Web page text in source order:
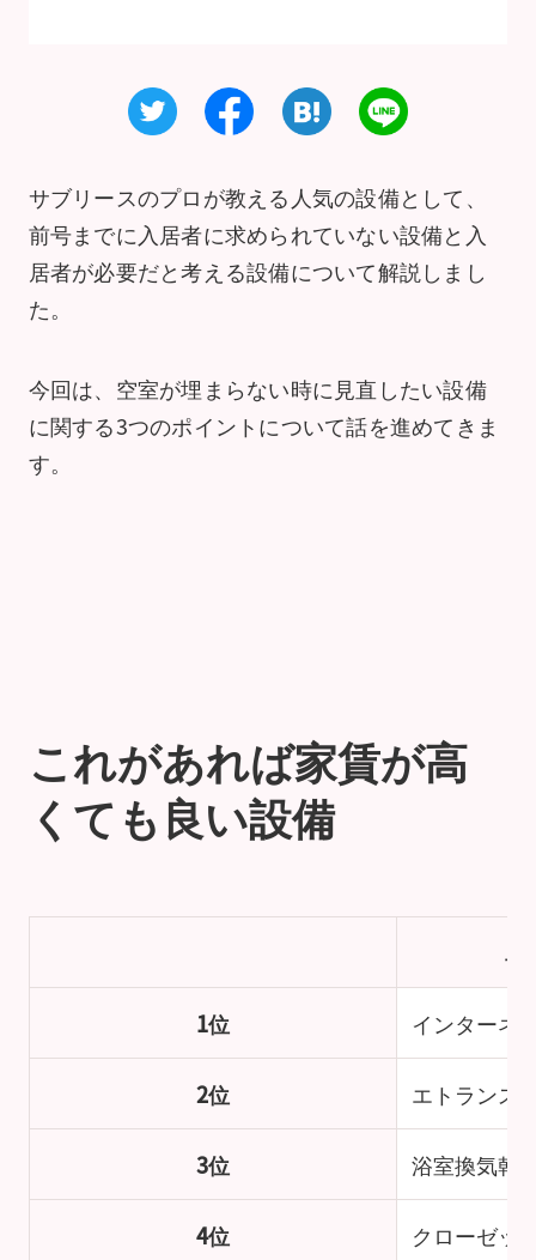
サブリースのプロが教える人気の設備として、
前号までに入居者に求められていない設備と入
居者が必要だと考える設備について解説しまし
た。
今回は、空室が埋まらない時に見直したい設備
に関する3つのポイントについて話を進めてきま
す。
これがあれば家賃が高
くても良い設備
単
1位 インターネ
2位 エトランス
3位 浴室換気乾
4位 クローゼッ